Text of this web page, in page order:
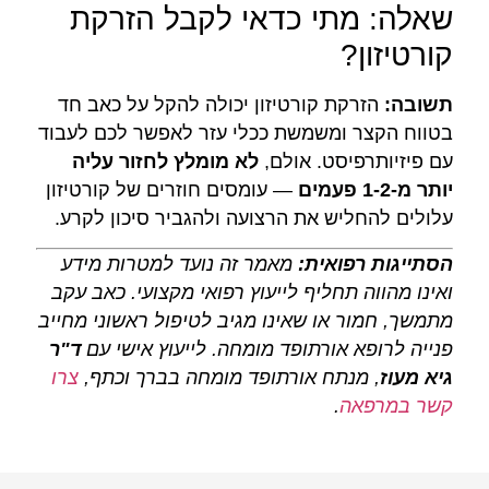
שאלה: מתי כדאי לקבל הזרקת
קורטיזון?
תשובה: הזרקת קורטיזון יכולה להקל על כאב חד
בטווח הקצר ומשמשת ככלי עזר לאפשר לכם לעבוד
עם פיזיותרפיסט. אולם, לא מומלץ לחזור עליה
יותר מ-1-2 פעמים
— עומסים חוזרים של קורטיזון
עלולים להחליש את הרצועה ולהגביר סיכון לקרע.
הסתייגות רפואית: מאמר זה נועד למטרות מידע
ואינו מהווה תחליף לייעוץ רפואי מקצועי. כאב עקב
מתמשך, חמור או שאינו מגיב לטיפול ראשוני מחייב
פנייה לרופא אורתופד מומחה. לייעוץ אישי עםד"ר
גיא מעוז, מנתח אורתופד מומחה בברך וכתף, צרו
קשר במרפאה.